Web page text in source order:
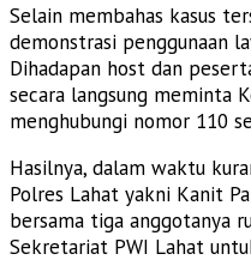
Selain membahas kasus
demonstrasi penggunaan
Dihadapan host dan
secara langsung meminta
menghubungi nomor 110
Hasilnya, dalam waktu
Polres Lahat yakni Kanit
bersama tiga anggotanya
Sekretariat PWI Lahat